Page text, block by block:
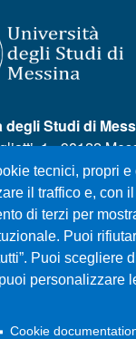
tecnici, propri
il traffico e, con
di terzi per
Puoi
Puoi scegliere
personalizzare
Cookie
degli Studi di
1 - 98122
80004070837
090 676 1